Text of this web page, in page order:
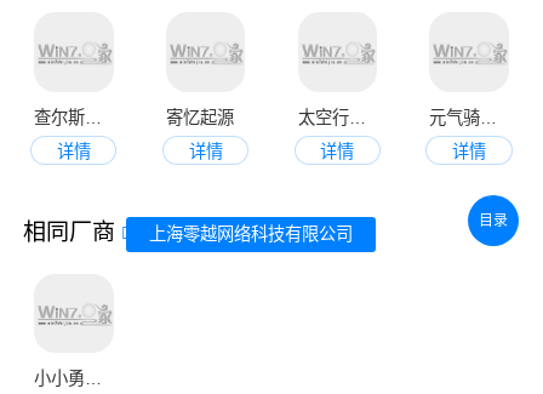
查尔斯小火车最新版
详情
寄忆起源
详情
太空行动手机版
详情
详情
相同厂商 上海零越网络科技有限公司
小小勇者2023最新版
目录